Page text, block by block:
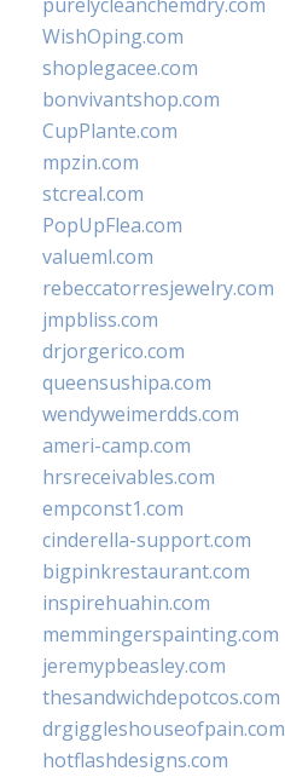
WishOping.com
shoplegacee.com
bonvivantshop.com
CupPlante.com
mpzin.com
stcreal.com
PopUpFlea.com
valueml.com
rebeccatorresjewelry.com
jmpbliss.com
drjorgerico.com
queensushipa.com
wendyweimerdds.com
ameri-camp.com
hrsreceivables.com
empconst1.com
cinderella-support.com
bigpinkrestaurant.com
inspirehuahin.com
memmingerspainting.com
jeremypbeasley.com
thesandwichdepotcos.com
drgiggleshouseofpain.com
hotflashdesigns.com